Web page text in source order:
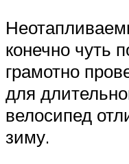
конечно чуть
грамотно
для
велосипед
зиму.